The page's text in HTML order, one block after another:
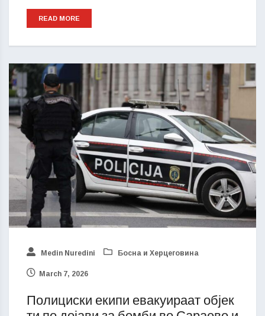
READ MORE
Medin Nuredini Босна и Херцеговина
March 7, 2026
Полициски екипи евакуираат објек